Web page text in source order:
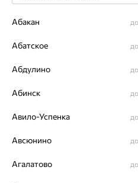
028D0,3
Артикул:
Абакан
Абатское
Абдулино
Абинск
Авило-Успенка
Авсюнино
Агалатово